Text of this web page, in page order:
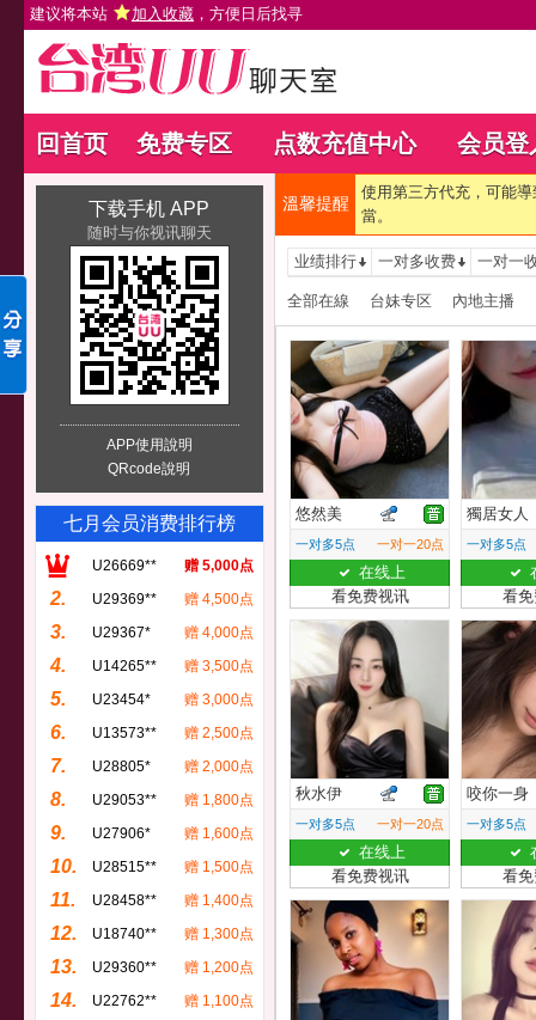
建议将本站 加入收藏 ，方便日后找寻
回首页 免费专区 点数充值中心 会员登
下载手机 APP
随时与你视讯聊天
APP使用說明
QRcode說明
七月会员消费排行榜
U26669** 赠 5,000点
2. U29369** 赠 4,500点
3. U29367* 赠 4,000点
4. U14265** 赠 3,500点
5. U23454* 赠 3,000点
6. U13573** 赠 2,500点
7. U28805* 赠 2,000点
8. U29053** 赠 1,800点
9. U27906* 赠 1,600点
10. U28515** 赠 1,500点
11. U28458** 赠 1,400点
12. U18740** 赠 1,300点
13. U29360** 赠 1,200点
14. U22762** 赠 1,100点
溫馨提醒
使用第三方代充，可能
當。
业绩排行 一对多收费 一对一
全部在線 台妹专区 內地主播
悠然美
一对多5点 一对一20点
在线上
看免费视讯
獨居女人
一对多5点
看
秋水伊
一对多5点 一对一20点
在线上
看免费视讯
咬你一身
一对多5点
看